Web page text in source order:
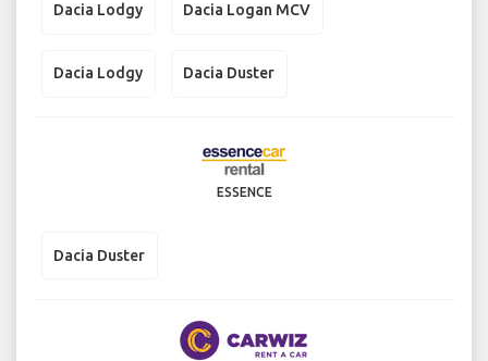
Dacia Lodgy Dacia Logan MCV
Dacia Lodgy Dacia Duster
ESSENCE
Dacia Duster